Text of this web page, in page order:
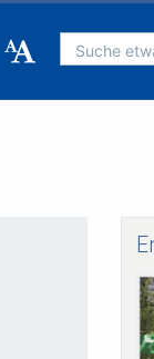
Suche